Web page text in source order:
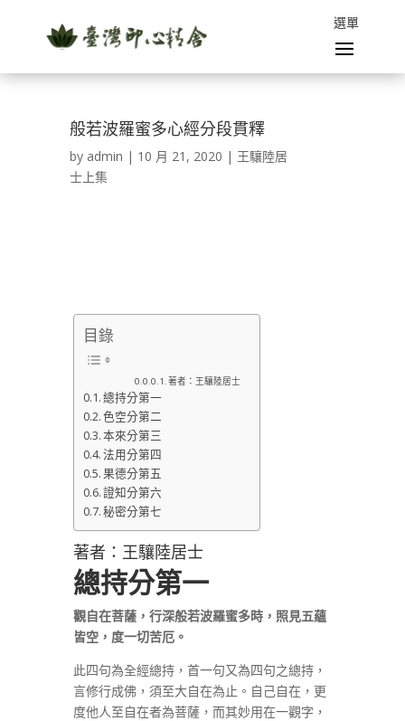
般若波羅蜜多心經分段貫釋
by admin | 10 月 21, 2020 | 王驤陸居
士上集
目錄
著者：王驤陸居士
總持分第一
色空分第二
本來分第三
法用分第四
果德分第五
證知分第六
秘密分第七
著者：王驤陸居士
總持分第一
觀自在菩薩，行深般若波羅蜜多時，照見五蘊
皆空，度一切苦厄。
此四句為全經總持，首一句又為四句之總持，
言修行成佛，須至大自在為止。自己自在，更
度他人至自在者為菩薩，而其妙用在一觀字，